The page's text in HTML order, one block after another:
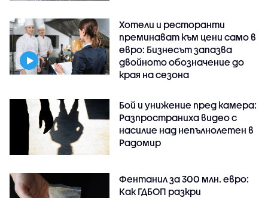
Хотели и ресторанти
преминават към цени само в
евро: Бизнесът запазва
двойното обозначение до
края на сезона
Бой и унижение пред камера:
Разпространиха видео с
насилие над непълнолетен в
Радомир
Фентанил за 300 млн. евро:
Как ГДБОП разкри